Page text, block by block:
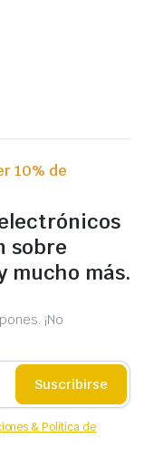
10% de
sobre
mucho más.
¡No
Suscribirse
& Política de